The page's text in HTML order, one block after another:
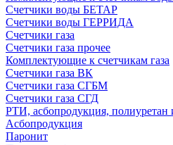
Счетчики воды БЕТАР
Счетчики воды ГЕРРИДА
Счетчики газа
Счетчики газа прочее
Комплектующие к счетчикам газа
Счетчики газа ВК
Счетчики газа СГБМ
Счетчики газа СГД
РТИ, асбопродукция, полиуретан
Асбопродукция
Паронит